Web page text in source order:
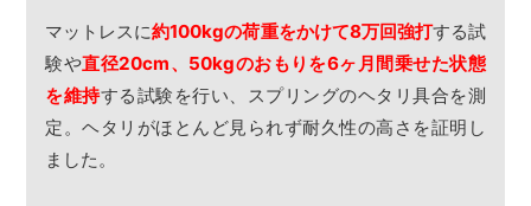
マットレスに約100kgの荷重をかけて8万回強打する試
験や直径20cm、50kgのおもりを6ヶ月間乗せた状態
を維持する試験を行い、スプリングのヘタリ具合を測
定。ヘタリがほとんど見られず耐久性の高さを証明し
ました。